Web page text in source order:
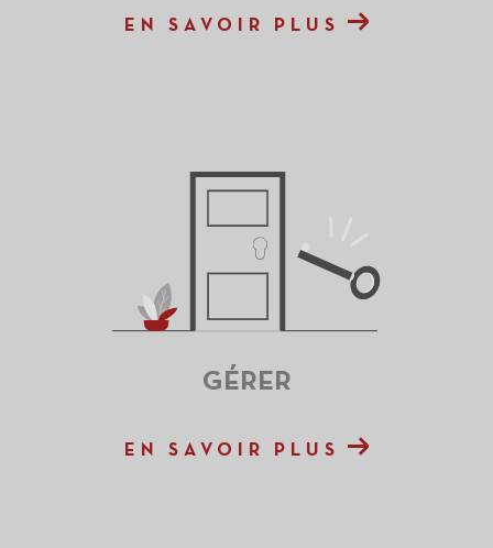
EN SAVOIR PLUS
GÉRER
EN SAVOIR PLUS